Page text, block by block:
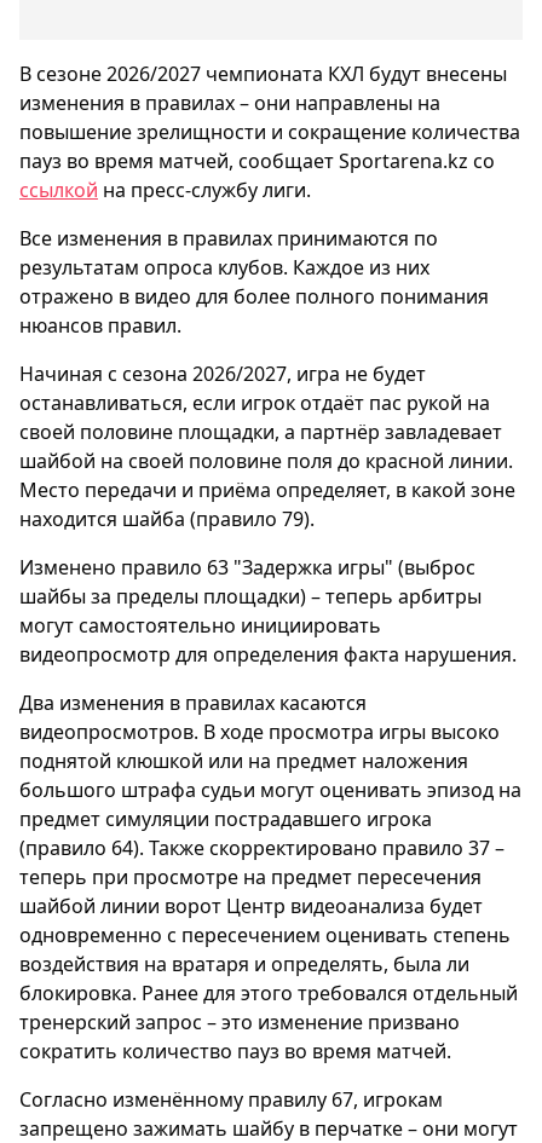
В сезоне 2026/2027 чемпионата КХЛ будут внесены
изменения в правилах – они направлены на
повышение зрелищности и сокращение количества
пауз во время матчей, сообщает Sportarena.kz со
ссылкой на пресс-службу лиги.
Все изменения в правилах принимаются по
результатам опроса клубов. Каждое из них
отражено в видео для более полного понимания
нюансов правил.
Начиная с сезона 2026/2027, игра не будет
останавливаться, если игрок отдаёт пас рукой на
своей половине площадки, а партнёр завладевает
шайбой на своей половине поля до красной линии.
Место передачи и приёма определяет, в какой зоне
находится шайба (правило 79).
Изменено правило 63 "Задержка игры" (выброс
шайбы за пределы площадки) – теперь арбитры
могут самостоятельно инициировать
видеопросмотр для определения факта нарушения.
Два изменения в правилах касаются
видеопросмотров. В ходе просмотра игры высоко
поднятой клюшкой или на предмет наложения
большого штрафа судьи могут оценивать эпизод на
предмет симуляции пострадавшего игрока
(правило 64). Также скорректировано правило 37 –
теперь при просмотре на предмет пересечения
шайбой линии ворот Центр видеоанализа будет
одновременно с пересечением оценивать степень
воздействия на вратаря и определять, была ли
блокировка. Ранее для этого требовался отдельный
тренерский запрос – это изменение призвано
сократить количество пауз во время матчей.
Согласно изменённому правилу 67, игрокам
запрещено зажимать шайбу в перчатке – они могут